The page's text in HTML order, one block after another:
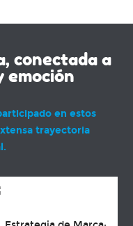
conectada a
emoción
en estos
trayectoria